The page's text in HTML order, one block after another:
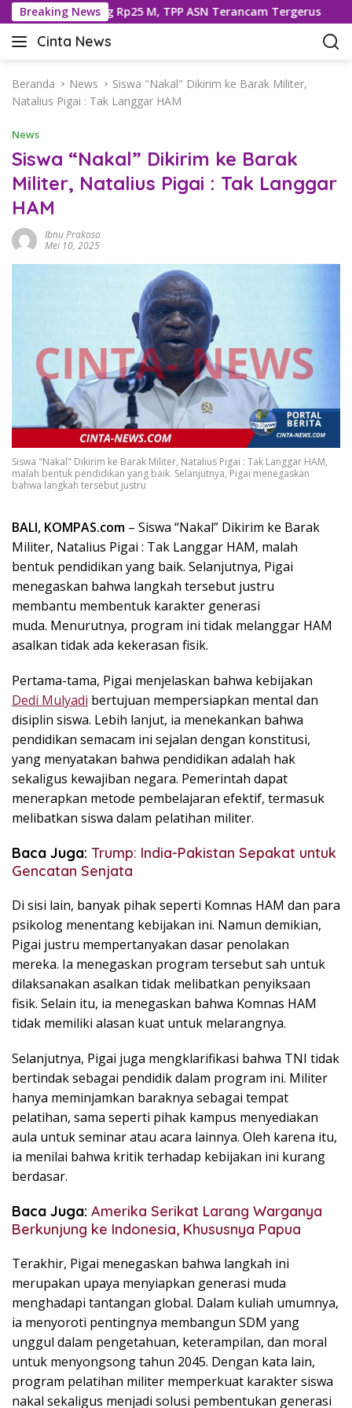
a
Breaking News
Dipotong Rp25 M, TPP ASN Terancam Tergerus
Cinta News
C
n
t
N
e
w
s
–
a
k
i
,
P
e
n
I
n
s
p
i
r
s
!
Beranda News
Siswa "Nakal" Dikirim ke Barak Militer,
Natalius Pigai : Tak Langgar HAM
News
Siswa “Nakal” Dikirim ke Barak
Militer, Natalius Pigai : Tak Langgar
HAM
Ibnu Prakoso
Mei 10, 2025
Siswa "Nakal" Dikirim ke Barak Militer, Natalius Pigai : Tak Langgar HAM,
malah bentuk pendidikan yang baik. Selanjutnya, Pigai menegaskan
bahwa langkah tersebut justru
BALI, KOMPAS.com – Siswa “Nakal” Dikirim ke Barak
Militer, Natalius Pigai : Tak Langgar HAM, malah
bentuk pendidikan yang baik. Selanjutnya, Pigai
menegaskan bahwa langkah tersebut justru
membantu membentuk karakter generasi
muda. Menurutnya, program ini tidak melanggar HAM
asalkan tidak ada kekerasan fisik.
Pertama-tama, Pigai menjelaskan bahwa kebijakan
Dedi Mulyadi bertujuan mempersiapkan mental dan
disiplin siswa. Lebih lanjut, ia menekankan bahwa
pendidikan semacam ini sejalan dengan konstitusi,
yang menyatakan bahwa pendidikan adalah hak
sekaligus kewajiban negara. Pemerintah dapat
menerapkan metode pembelajaran efektif, termasuk
melibatkan siswa dalam pelatihan militer.
Baca Juga: Trump: India-Pakistan Sepakat untuk
Gencatan Senjata
Di sisi lain, banyak pihak seperti Komnas HAM dan para
psikolog menentang kebijakan ini. Namun demikian,
Pigai justru mempertanyakan dasar penolakan
mereka. Ia menegaskan program tersebut sah untuk
dilaksanakan asalkan tidak melibatkan penyiksaan
fisik. Selain itu, ia menegaskan bahwa Komnas HAM
tidak memiliki alasan kuat untuk melarangnya.
Selanjutnya, Pigai juga mengklarifikasi bahwa TNI tidak
bertindak sebagai pendidik dalam program ini. Militer
hanya meminjamkan baraknya sebagai tempat
pelatihan, sama seperti pihak kampus menyediakan
aula untuk seminar atau acara lainnya. Oleh karena itu,
ia menilai bahwa kritik terhadap kebijakan ini kurang
berdasar.
Baca Juga: Amerika Serikat Larang Warganya
Berkunjung ke Indonesia, Khususnya Papua
Terakhir, Pigai menegaskan bahwa langkah ini
merupakan upaya menyiapkan generasi muda
menghadapi tantangan global. Dalam kuliah umumnya,
ia menyoroti pentingnya membangun SDM yang
unggul dalam pengetahuan, keterampilan, dan moral
untuk menyongsong tahun 2045. Dengan kata lain,
program pelatihan militer memperkuat karakter siswa
nakal sekaligus menjadi solusi pembentukan generasi